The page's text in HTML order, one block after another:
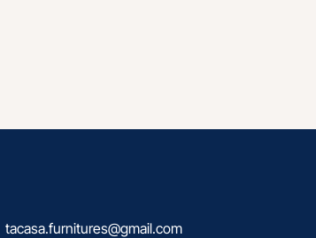
tacasa.furnitures@gmail.com